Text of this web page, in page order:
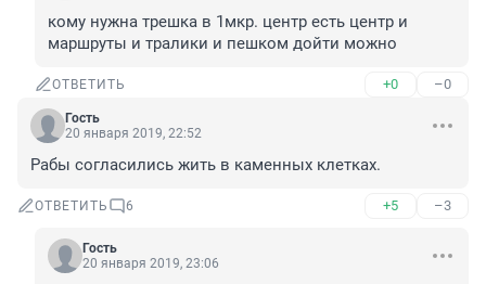
кому нужна трешка в 1мкр. центр есть центр и
маршруты и тралики и пешком дойти можно
ОТВЕТИТЬ +0 –0
Гость
20 января 2019, 22:52
Рабы согласились жить в каменных клетках.
ОТВЕТИТЬ 6 +5 –3
Гость
20 января 2019, 23:06